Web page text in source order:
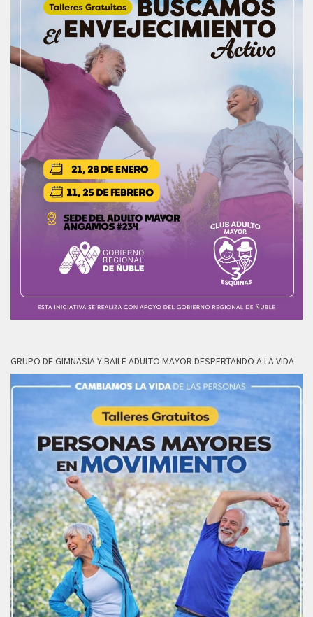
GRUPO DE GIMNASIA Y BAILE ADULTO MAYOR DESPERTANDO A LA VIDA